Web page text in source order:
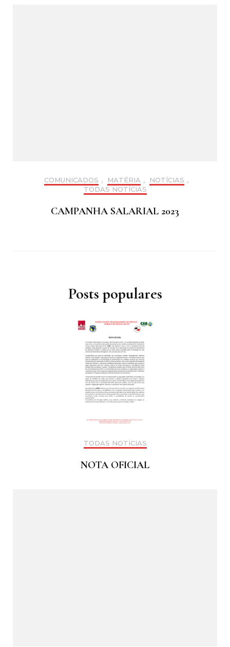
COMUNICADOS , MATÉRIA , NOTÍCIAS ,
TODAS NOTÍCIAS
CAMPANHA SALARIAL 2023
Posts populares
TODAS NOTÍCIAS
NOTA OFICIAL